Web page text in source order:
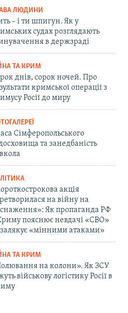
ЛЮДИНИ
– і ти шпигун. Як у
судах розглядають
в держзраді
ТА КРИМ
днів, сорок ночей. Про
кримської операції з
Росії до миру
Сімферопольського
та занедбаність
акція
на війну на
Як пропаганда РФ
пояснює невдачі «СВО»
залякує «мінними атаками»
ТА КРИМ
на колони». Як ЗСУ
військову логістику Росії в